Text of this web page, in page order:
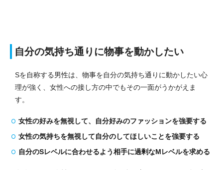
自分の気持ち通りに物事を動かしたい
Sを自称する男性は、物事を自分の気持ち通りに動かしたい心
理が強く、女性への接し方の中でもその一面がうかがえま
す。
女性の好みを無視して、自分好みのファッションを強要する
女性の気持ちを無視して自分のしてほしいことを強要する
自分のSレベルに合わせるよう相手に過剰なMレベルを求める